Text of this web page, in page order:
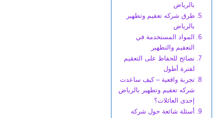
بالرياض
طرق شركه تعقيم وتطهير
بالرياض
المواد المستخدمة في
التعقيم والتطهير
نصائح للحفاظ على التعقيم
لفترة أطول
تجربة واقعية – كيف ساعدت
شركه تعقيم وتطهير بالرياض
إحدى العائلات؟
أسئلة شائعة حول شركه